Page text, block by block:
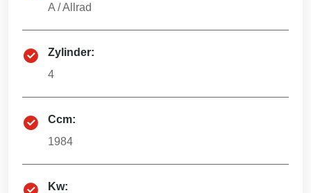
A /Allrad
Zylinder:
4
Ccm:
1984
Kw: